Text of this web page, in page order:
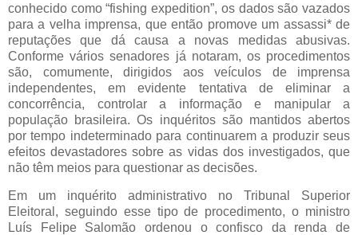
conhecido como “fishing expedition”, os dados são vazados
para a velha imprensa, que então promove um assassi* de
reputações que dá causa a novas medidas abusivas.
Conforme vários senadores já notaram, os procedimentos
são, comumente, dirigidos aos veículos de imprensa
independentes, em evidente tentativa de eliminar a
concorrência, controlar a informação e manipular a
população brasileira. Os inquéritos são mantidos abertos
por tempo indeterminado para continuarem a produzir seus
efeitos devastadores sobre as vidas dos investigados, que
não têm meios para questionar as decisões.
Em um inquérito administrativo no Tribunal Superior
Eleitoral, seguindo esse tipo de procedimento, o ministro
Luís Felipe Salomão ordenou o confisco da renda de